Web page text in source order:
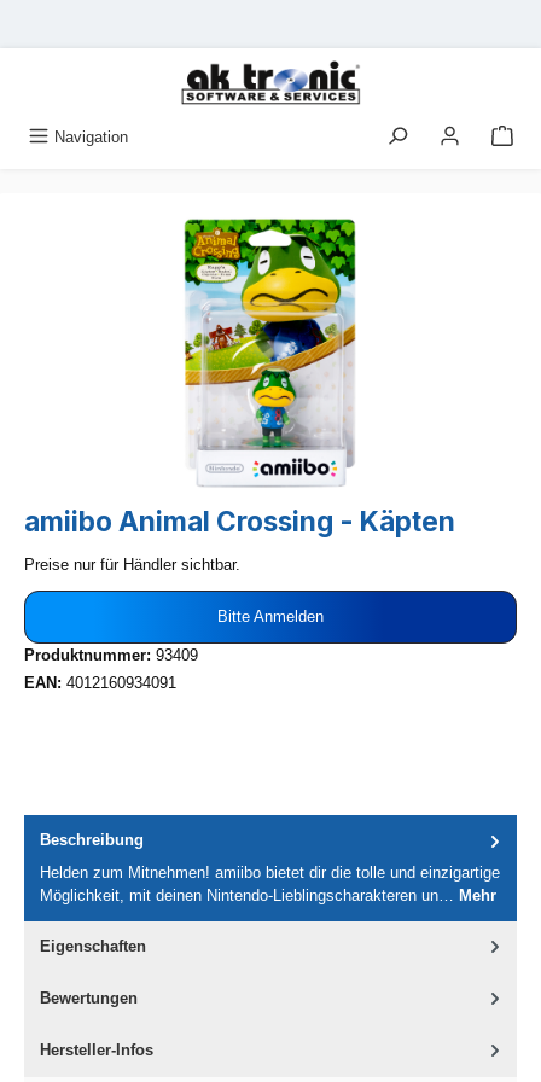
Navigation
Bildergalerie überspringen
amiibo Animal Crossing - Käpten
Preise nur für Händler sichtbar.
Bitte Anmelden
Produktnummer: 93409
EAN: 4012160934091
Beschreibung
Helden zum Mitnehmen! amiibo bietet dir die tolle und einzigartige
Möglichkeit, mit deinen Nintendo-Lieblingscharakteren un…
Mehr
Eigenschaften
Bewertungen
Hersteller-Infos